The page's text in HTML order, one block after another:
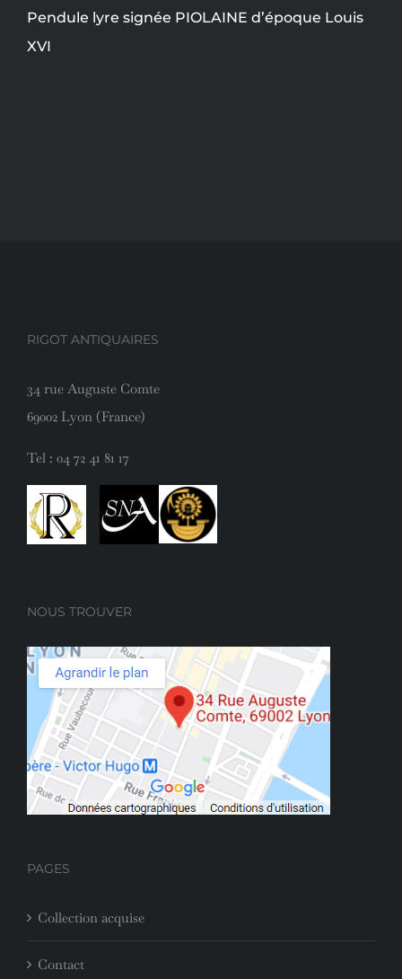
Pendule lyre signée PIOLAINE d’époque Louis
XVI
RIGOT ANTIQUAIRES
34 rue Auguste Comte
69002 Lyon (France)
Tel : 04 72 41 81 17
NOUS TROUVER
PAGES
Collection acquise
Contact